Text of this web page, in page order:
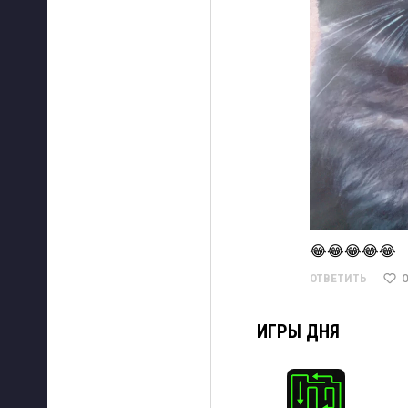
😂😂😂😂😂
ОТВЕТИТЬ 0
ИГРЫ ДНЯ